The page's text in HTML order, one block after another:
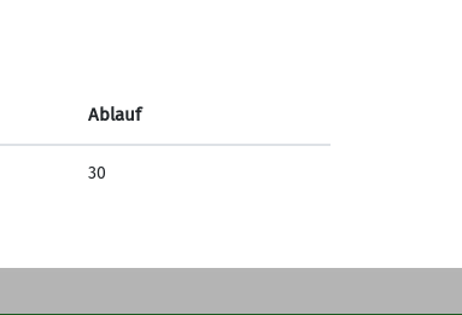
werden. Infos dazu
Ablauf
30